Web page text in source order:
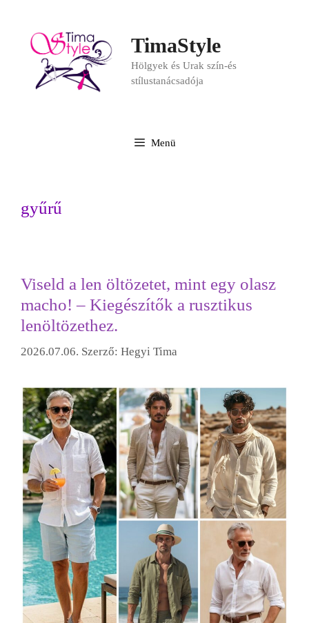
TimaStyle
Hölgyek és Urak szín-és
stílustanácsadója
Menü
gyűrű
Viseld a len öltözetet, mint egy olasz
macho! – Kiegészítők a rusztikus
lenöltözethez.
2026.07.06. Szerző: Hegyi Tima